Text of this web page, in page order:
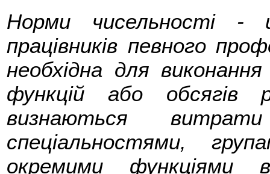
Норми чисельності -
працівників певного
необхідна для
функцій або обсягів
визнаються
спеціальностями,
окремими